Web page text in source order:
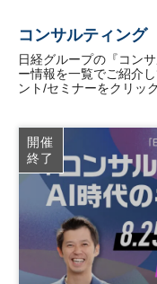
コンサルティング
日経グループの『コン
ー情報を一覧でご紹介
ント/セミナーをクリッ
開催
終了